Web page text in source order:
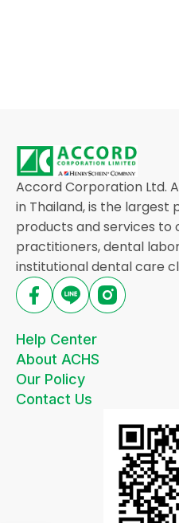
Accord Corporation Ltd.
in Thailand, is the
products and services
practitioners, dental
institutional dental care
Help Center
About ACHS
Our Policy
Contact Us